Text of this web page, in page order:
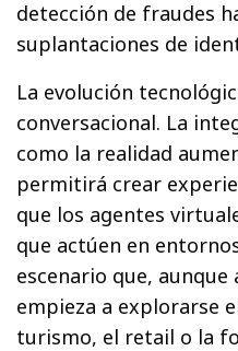
detección de fraudes
suplantaciones de
La evolución
conversacional. La
como la realidad
permitirá crear
que los agentes
que actúen en
escenario que,
empieza a explorarse
turismo, el retail o la